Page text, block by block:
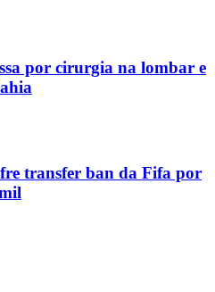
por cirurgia na lombar e
transfer ban da Fifa por